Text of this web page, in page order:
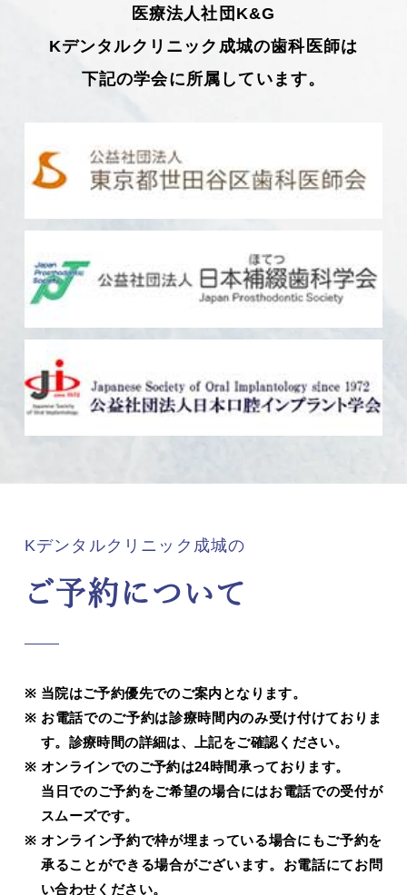
医療法人社団K&G
Kデンタルクリニック成城の歯科医師は
下記の学会に所属しています。
Kデンタルクリニック成城の
ご予約について
当院はご予約優先でのご案内となります。
お電話でのご予約は診療時間内のみ受け付けておりま
す。診療時間の詳細は、上記をご確認ください。
オンラインでのご予約は24時間承っております。
当日でのご予約をご希望の場合にはお電話での受付が
スムーズです。
オンライン予約で枠が埋まっている場合にもご予約を
承ることができる場合がございます。お電話にてお問
い合わせください。